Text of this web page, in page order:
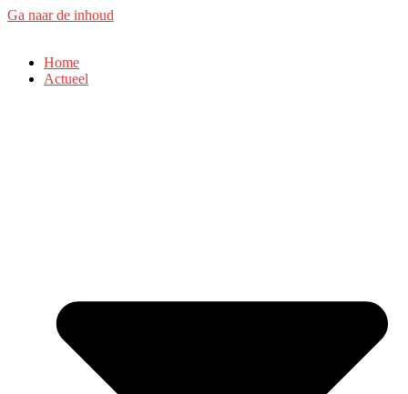
Ga naar de inhoud
Home
Actueel